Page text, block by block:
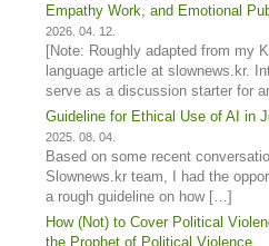
Empathy Work, and Emotional
2026. 04. 12.
[Note: Roughly adapted from my
language article at slownews.kr.
serve as a discussion starter for
Guideline for Ethical Use of AI in
2025. 08. 04.
Based on some recent
Slownews.kr team, I had the
a rough guideline on how […]
How (Not) to Cover Political
the Prophet of Political Violence